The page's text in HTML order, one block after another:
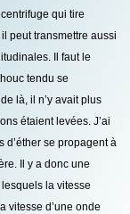
qui tire
peut transmettre aussi
Il faut le
tendu se
là, il n’y avait plus
étaient levées. J’ai
d’éther se propagent à
Il y a donc une
la vitesse
vitesse d’une onde